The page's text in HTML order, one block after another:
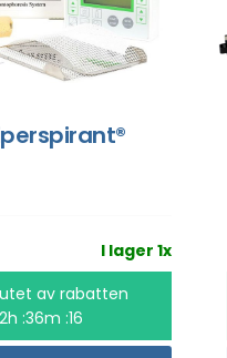
I lager 1x
av rabatten
:36m :16